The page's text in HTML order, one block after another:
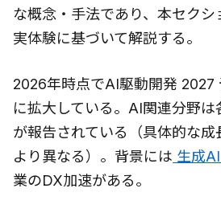
な概念・手法であり、本セクシ
実体験に基づいて解説する。
2026年時点でAI駆動開発 2027
に拡大している。AI関連分野
が報告されている（具体的な成
より異なる）。背景には 生成AI
業のDX加速がある。